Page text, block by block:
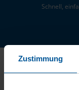
Zustimmung
Schnell,